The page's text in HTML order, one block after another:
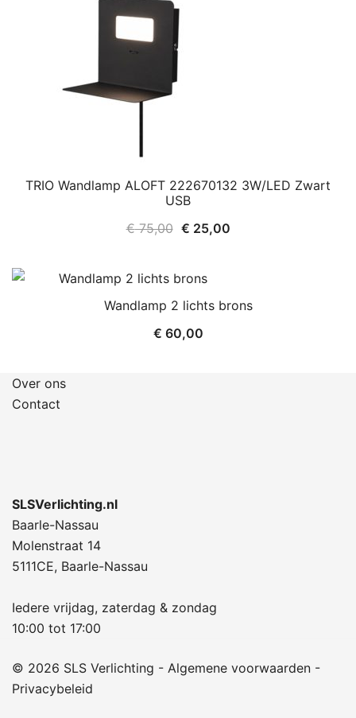
TRIO Wandlamp ALOFT 222670132 3W/LED Zwart
USB
€75,00 Oorspronkelijke
€ 75,00.
€ 25,00Huidige
Wandlamp 2 lichts brons
€ 60,00
Over ons
Contact
SLSVerlichting.nl
Baarle-Nassau
Molenstraat 14
5111CE, Baarle-Nassau
Iedere vrijdag, zaterdag & zondag
10:00 tot 17:00
© 2026 SLS Verlichting - Algemene voorwaarden -
Privacybeleid